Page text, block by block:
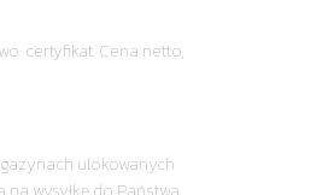
certyfikat. Cena netto,
ulokowanych